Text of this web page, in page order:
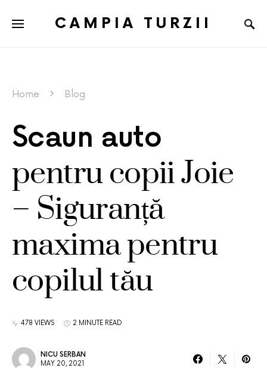
CAMPIA TURZII
Home Blog
Scaun auto
pentru copii Joie
– Siguranță
maxima pentru
copilul tău
478 VIEWS 2 MINUTE READ
NICU SERBAN
MAY 20, 2021